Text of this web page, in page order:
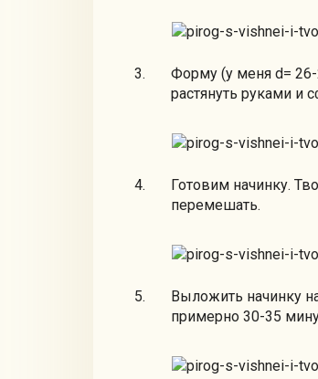
Форму (у меня d=
растянуть руками и
Готовим начинку.
перемешать.
Выложить начинку
примерно 30-35